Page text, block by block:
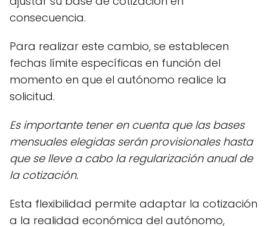
consecuencia.
Para realizar este cambio, se establecen
fechas límite específicas en función del
momento en que el autónomo realice la
solicitud.
Es importante tener en cuenta que las bases
mensuales elegidas serán provisionales hasta
que se lleve a cabo la regularización anual de
la cotización.
Esta flexibilidad permite adaptar la cotización
a la realidad económica del autónomo,